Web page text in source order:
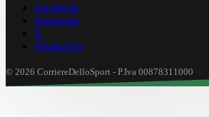
Facebook
Instagram
X
WhatsApp
© 2026 CorriereDelloSport - P.Iva 00878311000